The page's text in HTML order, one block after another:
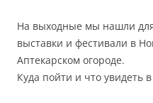
На выходные мы нашли
выставки и фестивали в
Аптекарском огороде.
Куда пойти и что увидеть